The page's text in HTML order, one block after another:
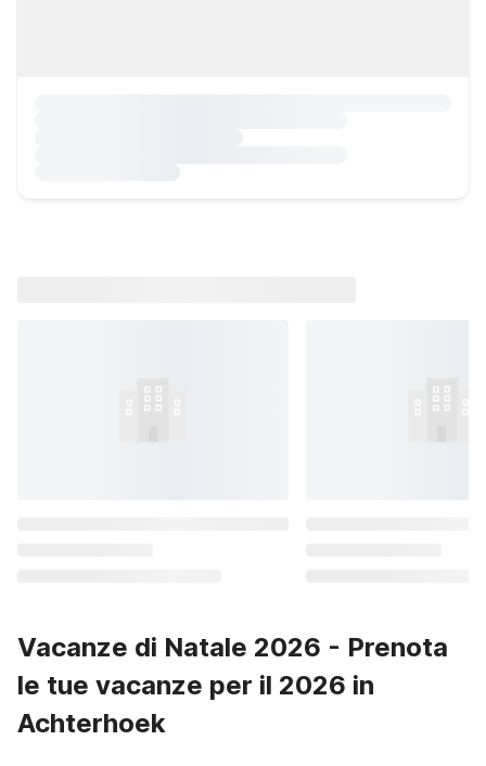
Vacanze di Natale 2026 - Prenota
le tue vacanze per il 2026 in
Achterhoek